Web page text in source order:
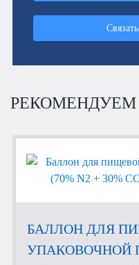
РЕКОМЕНДУЕМ
БАЛЛОН ДЛЯ
УПАКОВОЧНОЙ